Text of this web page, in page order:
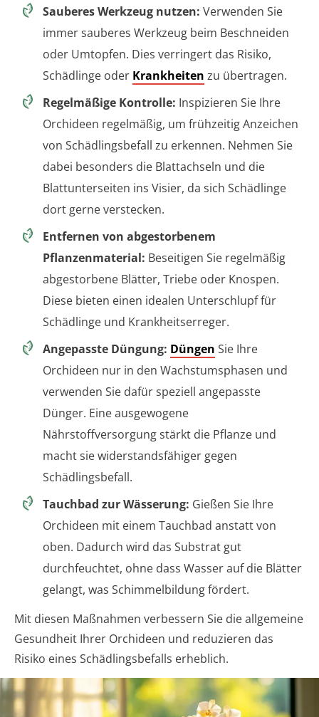
Sauberes Werkzeug nutzen: Verwenden Sie
immer sauberes Werkzeug beim Beschneiden
oder Umtopfen. Dies verringert das Risiko,
Schädlinge oder Krankheiten zu übertragen.
Regelmäßige Kontrolle: Inspizieren Sie Ihre
Orchideen regelmäßig, um frühzeitig Anzeichen
von Schädlingsbefall zu erkennen. Nehmen Sie
dabei besonders die Blattachseln und die
Blattunterseiten ins Visier, da sich Schädlinge
dort gerne verstecken.
Entfernen von abgestorbenem
Pflanzenmaterial: Beseitigen Sie regelmäßig
abgestorbene Blätter, Triebe oder Knospen.
Diese bieten einen idealen Unterschlupf für
Schädlinge und Krankheitserreger.
Angepasste Düngung: Düngen Sie Ihre
Orchideen nur in den Wachstumsphasen und
verwenden Sie dafür speziell angepasste
Dünger. Eine ausgewogene
Nährstoffversorgung stärkt die Pflanze und
macht sie widerstandsfähiger gegen
Schädlingsbefall.
Tauchbad zur Wässerung: Gießen Sie Ihre
Orchideen mit einem Tauchbad anstatt von
oben. Dadurch wird das Substrat gut
durchfeuchtet, ohne dass Wasser auf die Blätter
gelangt, was Schimmelbildung fördert.
Mit diesen Maßnahmen verbessern Sie die allgemeine
Gesundheit Ihrer Orchideen und reduzieren das
Risiko eines Schädlingsbefalls erheblich.